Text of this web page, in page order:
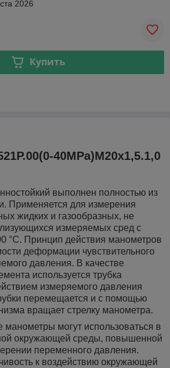
2026
Купить
40MPa)М20х1,5.1,0
выполнен полностью из
Применяется для измерения
жидких и газообразных, не
измеряемых сред с
°C. Принцип действия манометров
деформации чувствительного
давления. В качестве
используется трубка
измеряемого давления
перемещается и с помощью
вращает стрелку манометра.
могут использоваться в
окружающей среды, повышенной
переменного давления.
к воздействию окружающей